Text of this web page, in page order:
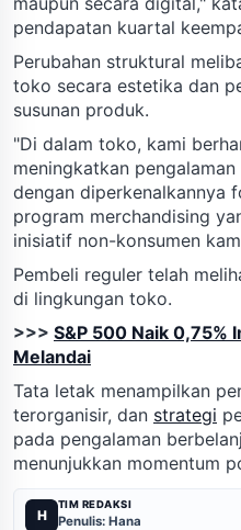
pendapatan kuartal
Perubahan struktural
toko secara estetika dan
susunan produk.
"Di dalam toko, kami
meningkatkan
dengan diperkenalkannya
program merchandising
inisiatif non-konsumen
Pembeli reguler telah
di lingkungan toko.
>>> S&P 500 Naik 0,75%
Melandai
Tata letak menampilkan
terorganisir, dan strategi
pada pengalaman
menunjukkan momentum
H
TIM REDAKSI
Penulis: Hana